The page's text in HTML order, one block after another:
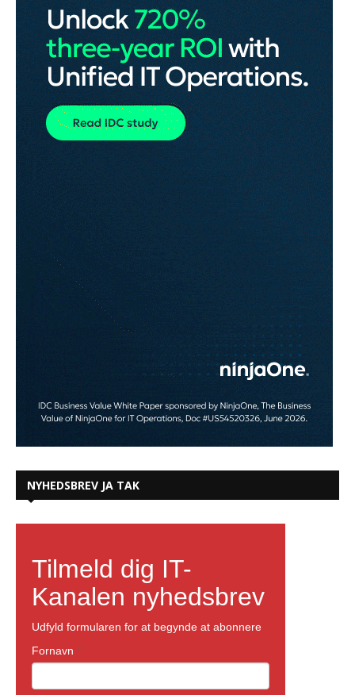
NYHEDSBREV JA TAK